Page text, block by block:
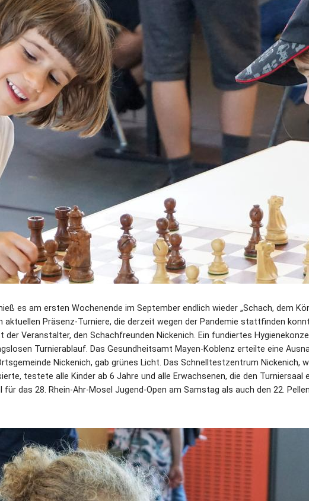
Schiedsgericht
Schnellschach-E.
Senioren-MM
Senioren-SSEM
es am ersten Wochenende im September endlich wieder „Schach, dem
aktuellen Präsenz-Turniere, die derzeit wegen der Pandemie stattfinden
der Veranstalter, den Schachfreunden Nickenich. Ein fundiertes
Turnierablauf. Das Gesundheitsamt Mayen-Koblenz erteilte eine
Nickenich, gab grünes Licht. Das Schnelltestzentrum Nickenich,
testete alle Kinder ab 6 Jahre und alle Erwachsenen, die den Turniersaal
das 28. Rhein-Ahr-Mosel Jugend-Open am Samstag als auch den 22.